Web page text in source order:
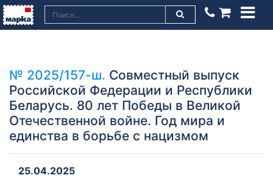
№ 2025/157-ш. Совместный выпуск
Российской Федерации и Республики
Беларусь. 80 лет Победы в Великой
Отечественной войне. Год мира и
единства в борьбе с нацизмом
25.04.2025